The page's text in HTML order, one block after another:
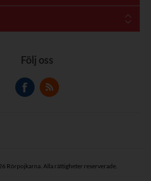
Följ oss
Rörpojkarna. Alla rättigheter reserverade.